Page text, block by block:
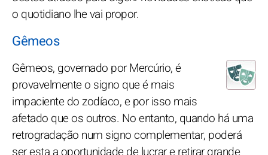
o quotidiano lhe vai propor.
Gêmeos
Gêmeos, governado por Mercúrio, é
provavelmente o signo que é mais
impaciente do zodíaco, e por isso mais
afetado que os outros. No entanto, quando há uma
retrogradação num signo complementar, poderá